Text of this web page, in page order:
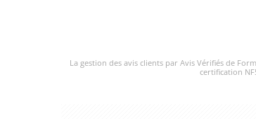
La gestion des avis clients par Avis Vérifiés de
certification